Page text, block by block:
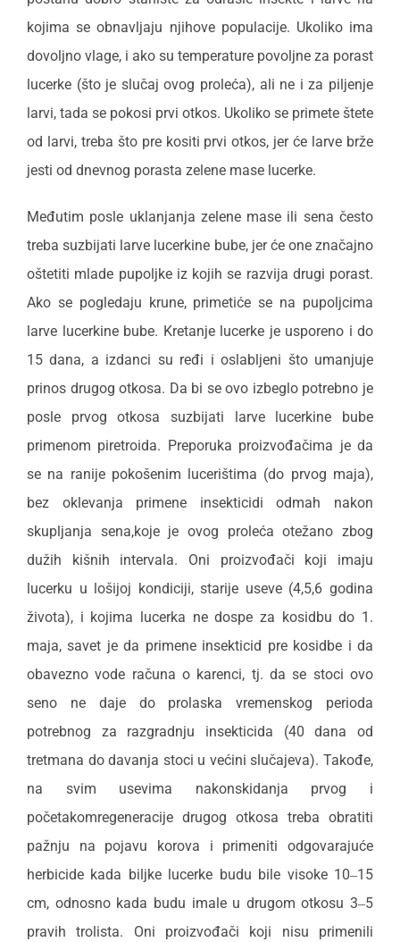
kojima se obnavljaju njihove populacije. Ukoliko ima
dovoljno vlage, i ako su temperature povoljne za porast
lucerke (što je slučaj ovog proleća), ali ne i za piljenje
larvi, tada se pokosi prvi otkos. Ukoliko se primete štete
od larvi, treba što pre kositi prvi otkos, jer će larve brže
jesti od dnevnog porasta zelene mase lucerke.
Međutim posle uklanjanja zelene mase ili sena često
treba suzbijati larve lucerkine bube, jer će one značajno
oštetiti mlade pupoljke iz kojih se razvija drugi porast.
Ako se pogledaju krune, primetiće se na pupoljcima
larve lucerkine bube. Kretanje lucerke je usporeno i do
15 dana, a izdanci su ređi i oslabljeni što umanjuje
prinos drugog otkosa. Da bi se ovo izbeglo potrebno je
posle prvog otkosa suzbijati larve lucerkine bube
primenom piretroida. Preporuka proizvođačima je da
se na ranije pokošenim lucerištima (do prvog maja),
bez oklevanja primene insekticidi odmah nakon
skupljanja sena,koje je ovog proleća otežano zbog
dužih kišnih intervala. Oni proizvođači koji imaju
lucerku u lošijoj kondiciji, starije useve (4,5,6 godina
života), i kojima lucerka ne dospe za kosidbu do 1.
maja, savet je da primene insekticid pre kosidbe i da
obavezno vode računa o karenci, tj. da se stoci ovo
seno ne daje do prolaska vremenskog perioda
potrebnog za razgradnju insekticida (40 dana od
tretmana do davanja stoci u većini slučajeva). Takođe,
na svim usevima nakonskidanja prvog i
početakomregeneracije drugog otkosa treba obratiti
pažnju na pojavu korova i primeniti odgovarajuće
herbicide kada biljke lucerke budu bile visoke 10‒15
cm, odnosno kada budu imale u drugom otkosu 3‒5
pravih trolista. Oni proizvođači koji nisu primenili